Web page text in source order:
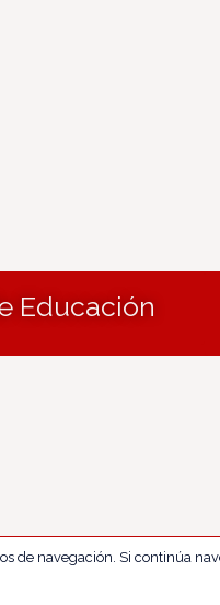
Educación
de navegación. Si continúa